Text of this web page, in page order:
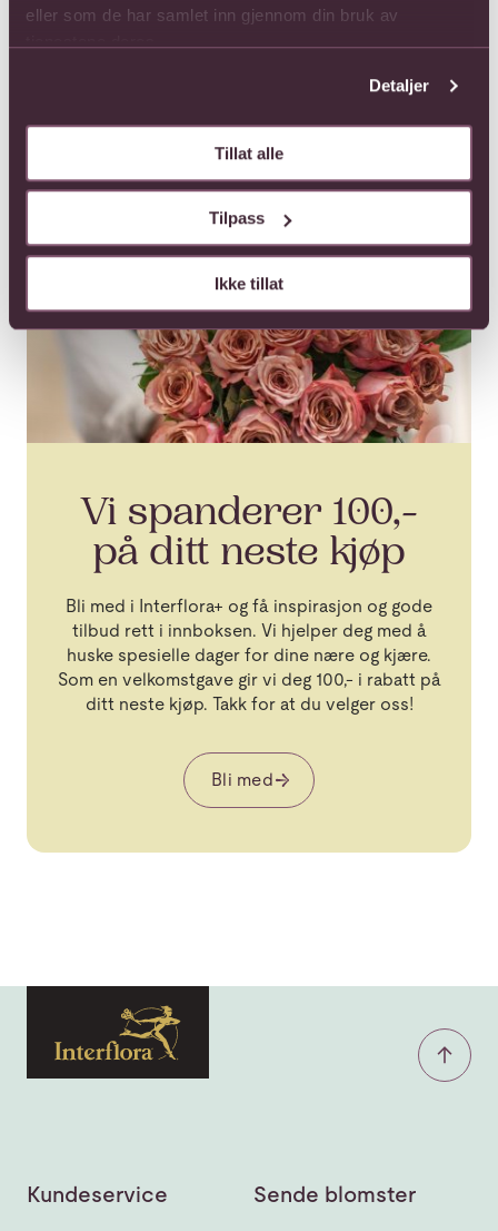
eller som de har samlet inn gjennom din bruk av
Detaljer
Tillat alle
Tilpass
Ikke tillat
Vi spanderer 100,-
på ditt neste kjøp
Bli med i Interflora+ og få inspirasjon og gode
tilbud rett i innboksen. Vi hjelper deg med å
huske spesielle dager for dine nære og kjære.
Som en velkomstgave gir vi deg 100,- i rabatt på
ditt neste kjøp. Takk for at du velger oss!
Bli med
Kundeservice Sende blomster